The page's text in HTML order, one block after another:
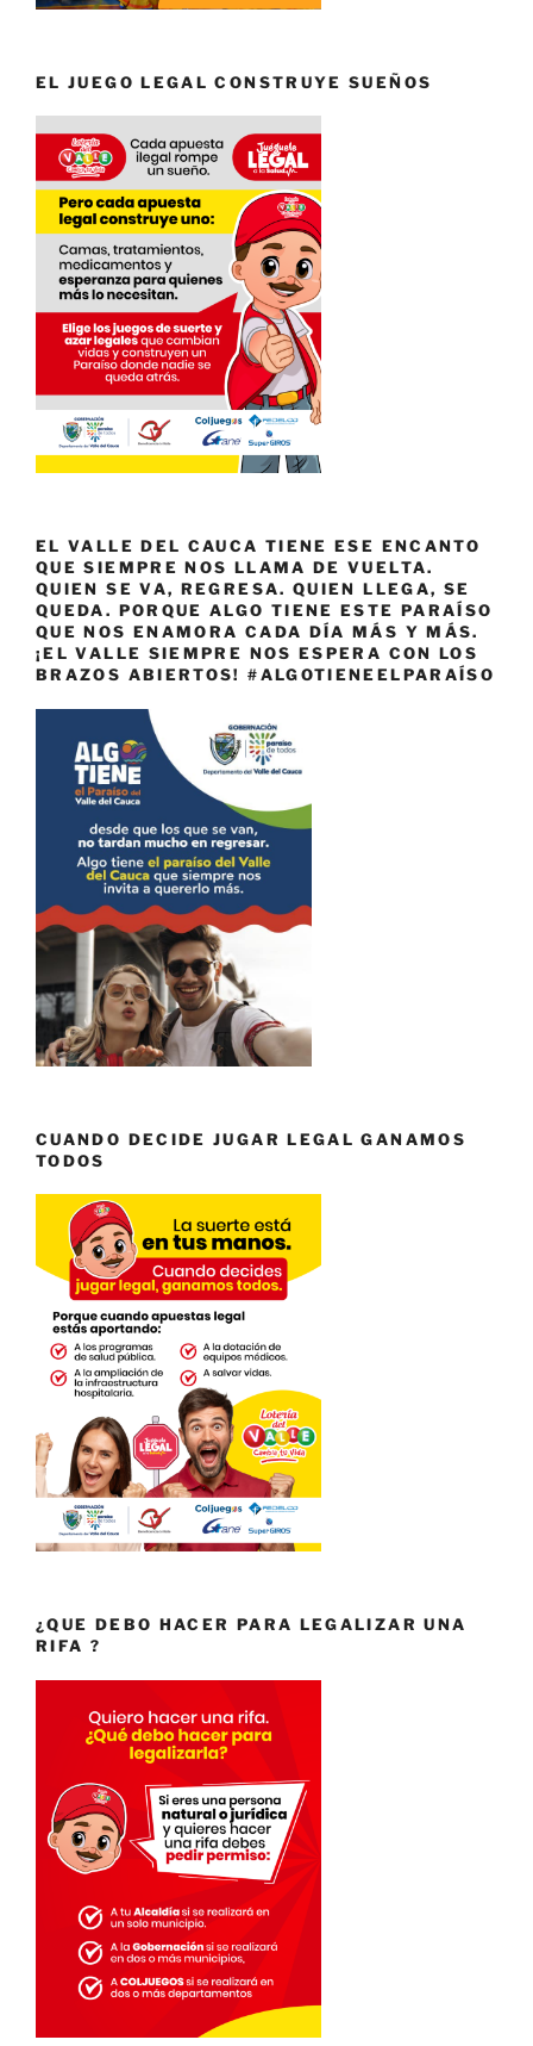
EL JUEGO LEGAL CONSTRUYE SUEÑOS
EL VALLE DEL CAUCA TIENE ESE ENCANTO
QUE SIEMPRE NOS LLAMA DE VUELTA.
QUIEN SE VA, REGRESA. QUIEN LLEGA, SE
QUEDA. PORQUE ALGO TIENE ESTE PARAÍSO
QUE NOS ENAMORA CADA DÍA MÁS Y MÁS.
¡EL VALLE SIEMPRE NOS ESPERA CON LOS
BRAZOS ABIERTOS! #ALGOTIENEELPARAÍSO
CUANDO DECIDE JUGAR LEGAL GANAMOS
TODOS
¿QUE DEBO HACER PARA LEGALIZAR UNA
RIFA ?